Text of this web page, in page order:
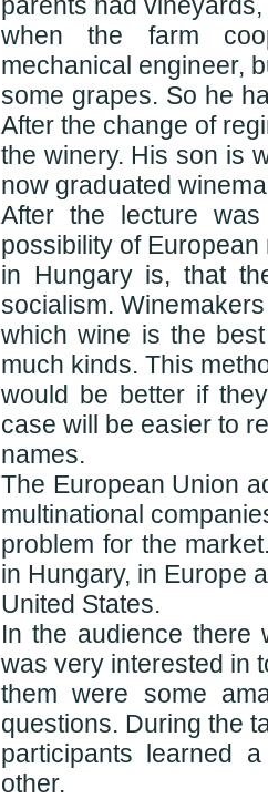
when the farm
mechanical engineer,
some grapes. So he
After the change of
the winery. His son is
now graduated
After the lecture
possibility of
in Hungary is, that
socialism.
which wine is the
much kinds. This
would be better if
case will be easier to
names.
The European Union
multinational
problem for the
in Hungary, in Europe
United States.
In the audience there
was very interested in
them were some
questions. During the
participants learned
other.